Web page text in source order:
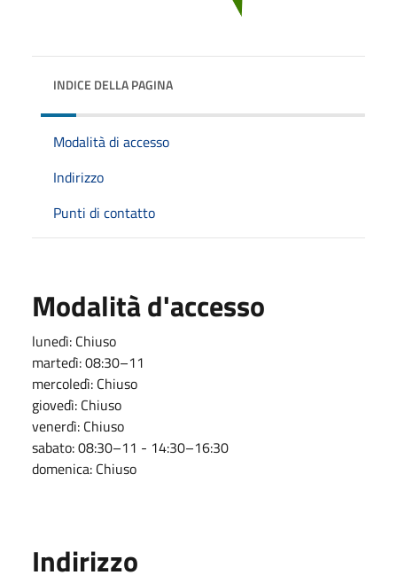
INDICE DELLA PAGINA
Modalità di accesso
Indirizzo
Punti di contatto
Modalità d'accesso
lunedì: Chiuso
martedì: 08:30–11
mercoledì: Chiuso
giovedì: Chiuso
venerdì: Chiuso
sabato: 08:30–11 - 14:30–16:30
domenica: Chiuso
Indirizzo